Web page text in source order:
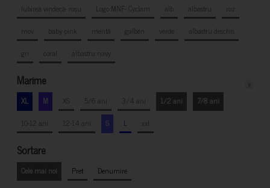
Iubirea vindecă- roșu
Logo MNF- Cyclam alb albastru
roz
mov
baby pink mentă galben verde
albastru deschis
gri
coral albastru navy
Marime
XL M XS 5/6 ani 3/4 ani 1/2 ani
7/8 ani
10-12 ani
12-14 ani S L xxl
Sortare
Cele mai noi Pret Denumire